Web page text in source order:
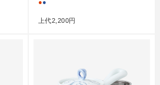
●●
上代2,200円